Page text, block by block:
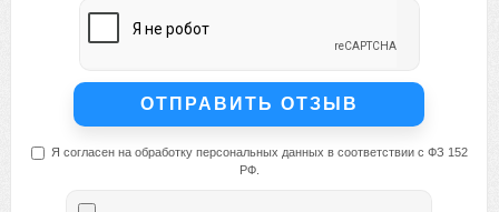
Я согласен на обработку персональных данных в соответствии с ФЗ 152
РФ.